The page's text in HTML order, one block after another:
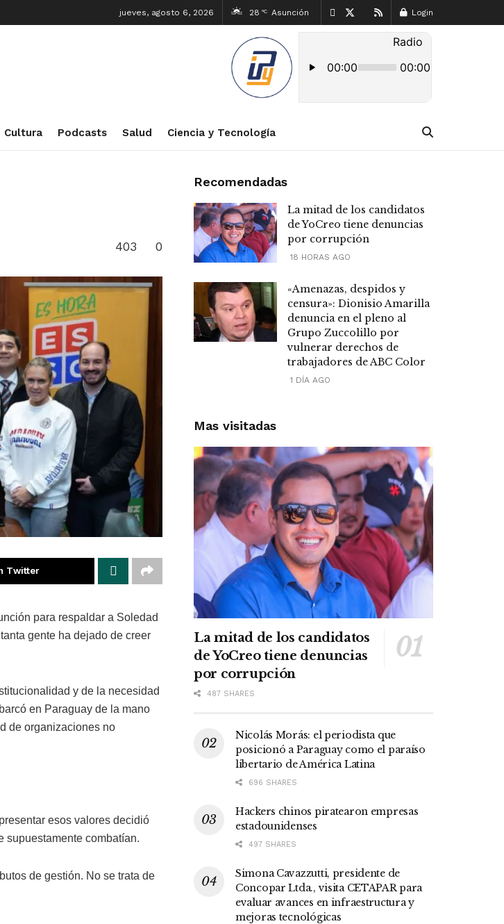
jueves, agosto 6, 2026 28 °C Asunción Login
Cultura Podcasts Salud Ciencia y Tecnología
403 0
Twitter
para respaldar a Soledad
gente ha dejado de creer
y de la necesidad
en Paraguay de la mano
de organizaciones no
esos valores decidió
supuestamente combatían.
de gestión. No se trata de
Recomendadas
La mitad de los candidatos
de YoCreo tiene denuncias
por corrupción
18 HORAS AGO
«Amenazas, despidos y
censura»: Dionisio Amarilla
denuncia en el pleno al
Grupo Zuccolillo por
vulnerar derechos de
trabajadores de ABC Color
1 DÍA AGO
Mas visitadas
La mitad de los candidatos
de YoCreo tiene denuncias
por corrupción
487 SHARES
Nicolás Morás: el periodista que
posicionó a Paraguay como el paraíso
libertario de América Latina
696 SHARES
Hackers chinos piratearon empresas
estadounidenses
497 SHARES
Simona Cavazzutti, presidente de
Concopar Ltda., visita CETAPAR para
evaluar avances en infraestructura y
mejoras tecnológicas